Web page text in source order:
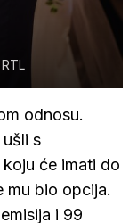
odnosu.
s
će imati do
mu bio opcija.
i 99